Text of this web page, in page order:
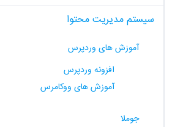
سیستم مدیریت محتوا
آموزش های وردپرس
افزونه وردپرس
آموزش های ووکامرس
جوملا